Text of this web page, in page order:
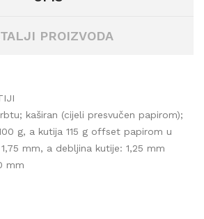
PROIZVODA
kaširan (cijeli presvučen papirom);
g, a kutija 115 g offset papirom u
mm, a debljina kutije: 1,25 mm
mm